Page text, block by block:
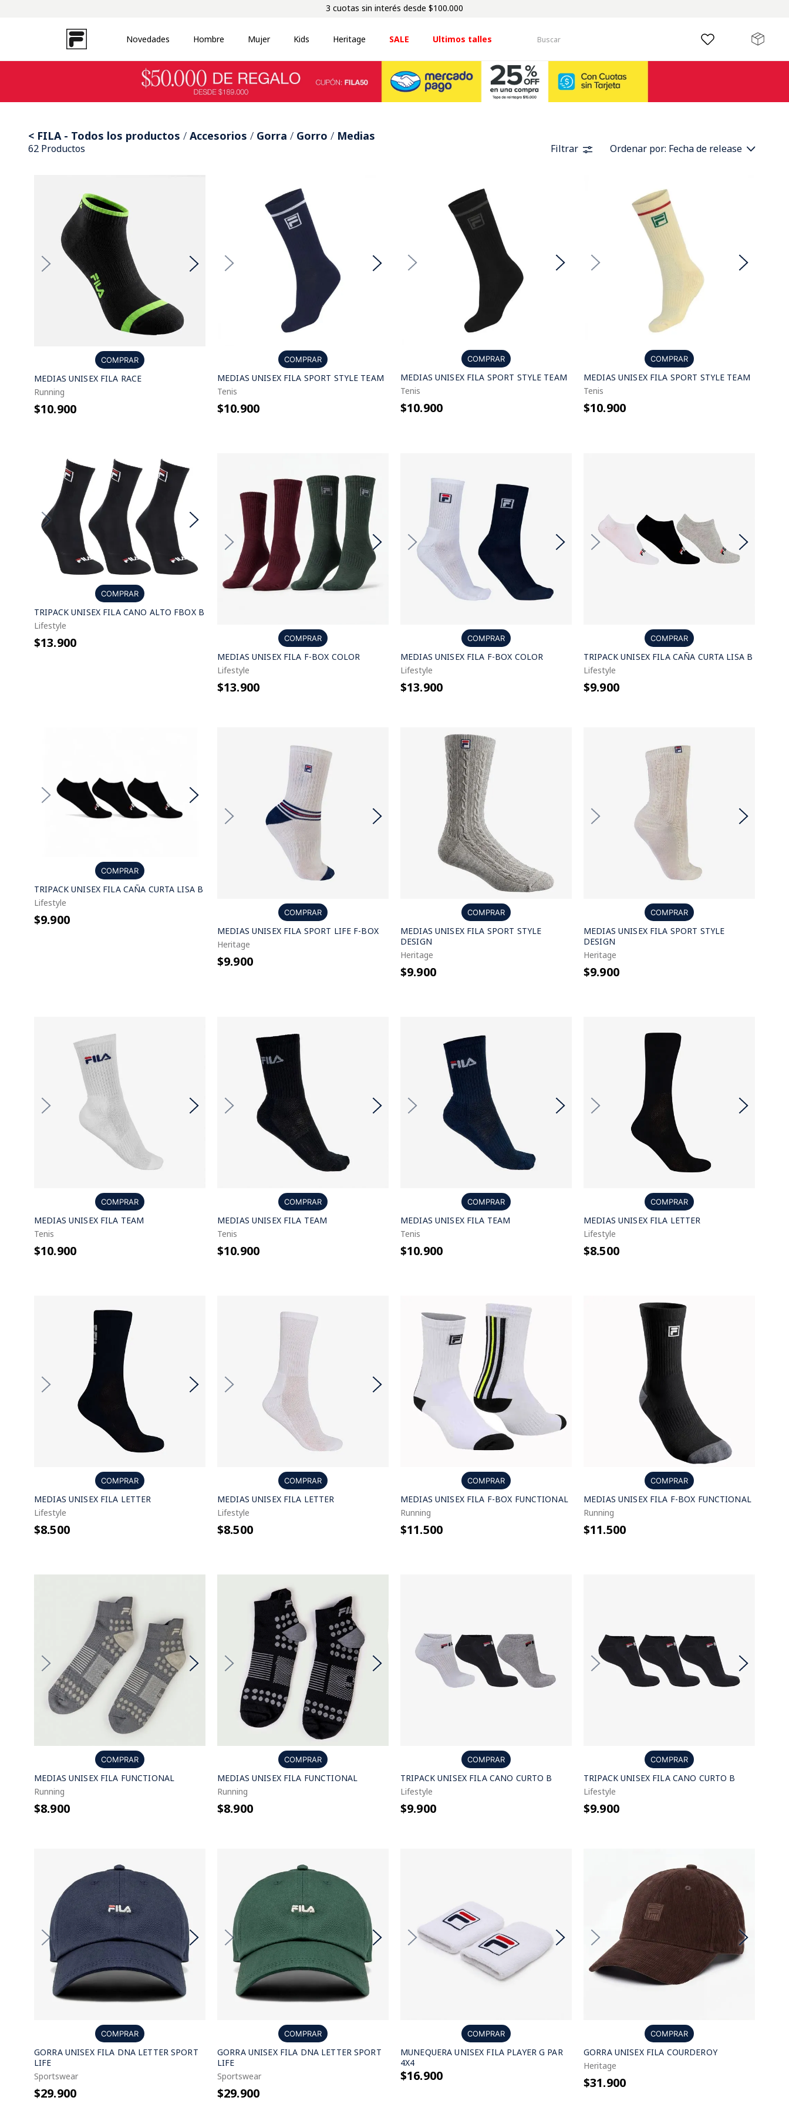
3 cuotas sin interés desde $100.000
Novedades Hombre Mujer Kids Heritage SALE Ultimos talles
FILA - Todos los productos Accesorios Gorra Gorro Medias
62 Productos Filtrar Ordenar por Fecha de release
COMPRAR
MEDIAS UNISEX FILA RACE
Running
$10.900
COMPRAR
MEDIAS UNISEX FILA SPORT STYLE TEAM
Tenis
$10.900
COMPRAR
MEDIAS UNISEX FILA SPORT STYLE TEAM
Tenis
$10.900
COMPRAR
MEDIAS UNISEX FILA SPORT STYLE TEAM
Tenis
$10.900
COMPRAR
TRIPACK UNISEX FILA CANO ALTO FBOX B
Lifestyle
$13.900 COMPRAR
MEDIAS UNISEX FILA F-BOX COLOR
Lifestyle
$13.900
COMPRAR
MEDIAS UNISEX FILA F-BOX COLOR
Lifestyle
$13.900
COMPRAR
TRIPACK UNISEX FILA CAÑA CURTA LISA B
Lifestyle
$9.900
COMPRAR
TRIPACK UNISEX FILA CAÑA CURTA LISA B
Lifestyle
$9.900 COMPRAR
MEDIAS UNISEX FILA SPORT LIFE F-BOX
Heritage
$9.900
COMPRAR
MEDIAS UNISEX FILA SPORT STYLE
DESIGN
Heritage
$9.900
COMPRAR
MEDIAS UNISEX FILA SPORT STYLE
DESIGN
Heritage
$9.900
COMPRAR
MEDIAS UNISEX FILA TEAM
Tenis
$10.900
COMPRAR
MEDIAS UNISEX FILA TEAM
Tenis
$10.900
COMPRAR
MEDIAS UNISEX FILA TEAM
Tenis
$10.900
COMPRAR
MEDIAS UNISEX FILA LETTER
Lifestyle
$8.500
COMPRAR
MEDIAS UNISEX FILA LETTER
Lifestyle
$8.500
COMPRAR
MEDIAS UNISEX FILA LETTER
Lifestyle
$8.500
COMPRAR
MEDIAS UNISEX FILA F-BOX FUNCTIONAL
Running
$11.500
COMPRAR
MEDIAS UNISEX FILA F-BOX FUNCTIONAL
Running
$11.500
COMPRAR
MEDIAS UNISEX FILA FUNCTIONAL
Running
$8.900
COMPRAR
MEDIAS UNISEX FILA FUNCTIONAL
Running
$8.900
COMPRAR
TRIPACK UNISEX FILA CANO CURTO B
Lifestyle
$9.900
COMPRAR
TRIPACK UNISEX FILA CANO CURTO B
Lifestyle
$9.900
COMPRAR
GORRA UNISEX FILA DNA LETTER SPORT
LIFE
Sportswear
$29.900
COMPRAR
GORRA UNISEX FILA DNA LETTER SPORT
LIFE
Sportswear
$29.900
COMPRAR
MUNEQUERA UNISEX FILA PLAYER G PAR
4X4
$16.900
COMPRAR
GORRA UNISEX FILA COURDEROY
Heritage
$31.900
buzo
disruptor
mochila